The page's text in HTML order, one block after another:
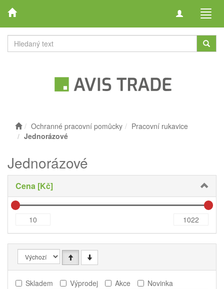
Toggle
Ochranné pracovní pomůcky
Pracovní rukavice
Jednorázové
Jednorázové
Cena [Kč]
Skladem Výprodej Akce Novinka